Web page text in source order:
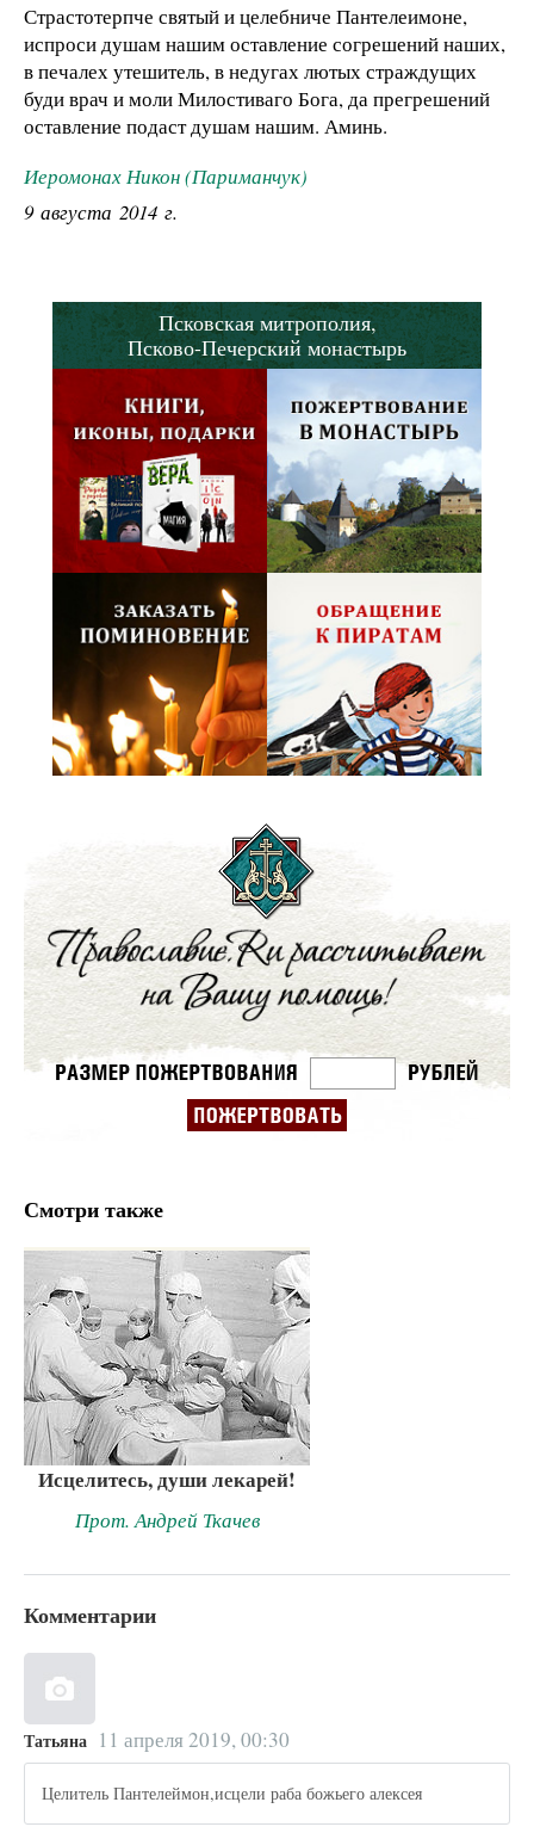
Страстотерпче святый и целебниче Пантелеимоне,
испроси душам нашим оставление согрешений наших,
в печалех утешитель, в недугах лютых страждущих
буди врач и моли Милостиваго Бога, да прегрешений
оставление подаст душам нашим. Аминь.
Иеромонах Никон (Париманчук)
9 августа 2014 г.
Псковская митрополия,
Псково-Печерский монастырь
Смотри также
Исцелитесь, души лекарей!
Прот. Андрей Ткачев
Комментарии
Татьяна 11 апреля 2019, 00:30
Целитель Пантелеймон,исцели раба божьего алексея